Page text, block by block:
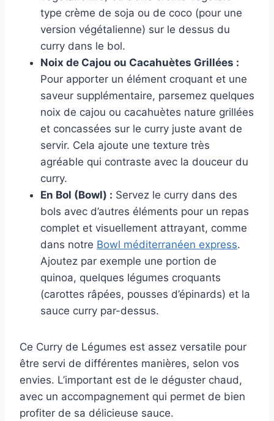
type crème de soja ou de coco (pour une
version végétalienne) sur le dessus du
curry dans le bol.
Noix de Cajou ou Cacahuètes Grillées :
Pour apporter un élément croquant et une
saveur supplémentaire, parsemez quelques
noix de cajou ou cacahuètes nature grillées
et concassées sur le curry juste avant de
servir. Cela ajoute une texture très
agréable qui contraste avec la douceur du
curry.
En Bol (Bowl) : Servez le curry dans des
bols avec d’autres éléments pour un repas
complet et visuellement attrayant, comme
dans notre Bowl méditerranéen express.
Ajoutez par exemple une portion de
quinoa, quelques légumes croquants
(carottes râpées, pousses d’épinards) et la
sauce curry par-dessus.
Ce Curry de Légumes est assez versatile pour
être servi de différentes manières, selon vos
envies. L’important est de le déguster chaud,
avec un accompagnement qui permet de bien
profiter de sa délicieuse sauce.